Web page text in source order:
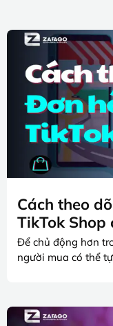
Cách theo
TikTok
Để chủ động hơn
người mua có thể